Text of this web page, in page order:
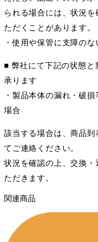
られる場合には、状況
ただくことがあります。
・使用や保管に支障の
■ 弊社にて下記の状態と
承ります
・製品本体の漏れ・破
場合
該当する場合は、商品到
てご連絡ください。
状況を確認の上、交換
ただきます。
関連商品